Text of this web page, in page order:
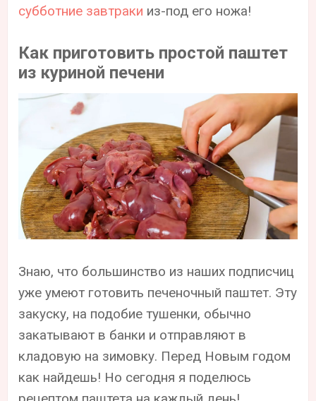
субботние завтраки из-под его ножа!
Как приготовить простой паштет
из куриной печени
Знаю, что большинство из наших подписчиц
уже умеют готовить печеночный паштет. Эту
закуску, на подобие тушенки, обычно
закатывают в банки и отправляют в
кладовую на зимовку. Перед Новым годом
как найдешь! Но сегодня я поделюсь